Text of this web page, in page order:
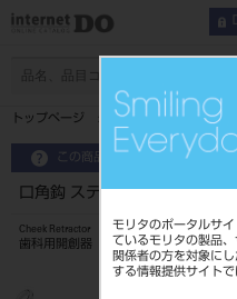
モリタのポータルサ
ているモリタの製品
関係者の方を対象に
する情報提供サイトで
トップページ 口角鈎 ステンベルヒ S
この商品に関するお問い合わせ
口角鈎 ステンベルヒ S
Cheek Retractor
歯科用開創器